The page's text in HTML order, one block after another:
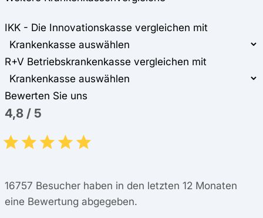
IKK - Die Innovationskasse vergleichen mit
R+V Betriebskrankenkasse vergleichen mit
Bewerten Sie uns
4,8 / 5
16757 Besucher haben in den letzten 12 Monaten
eine Bewertung abgegeben.